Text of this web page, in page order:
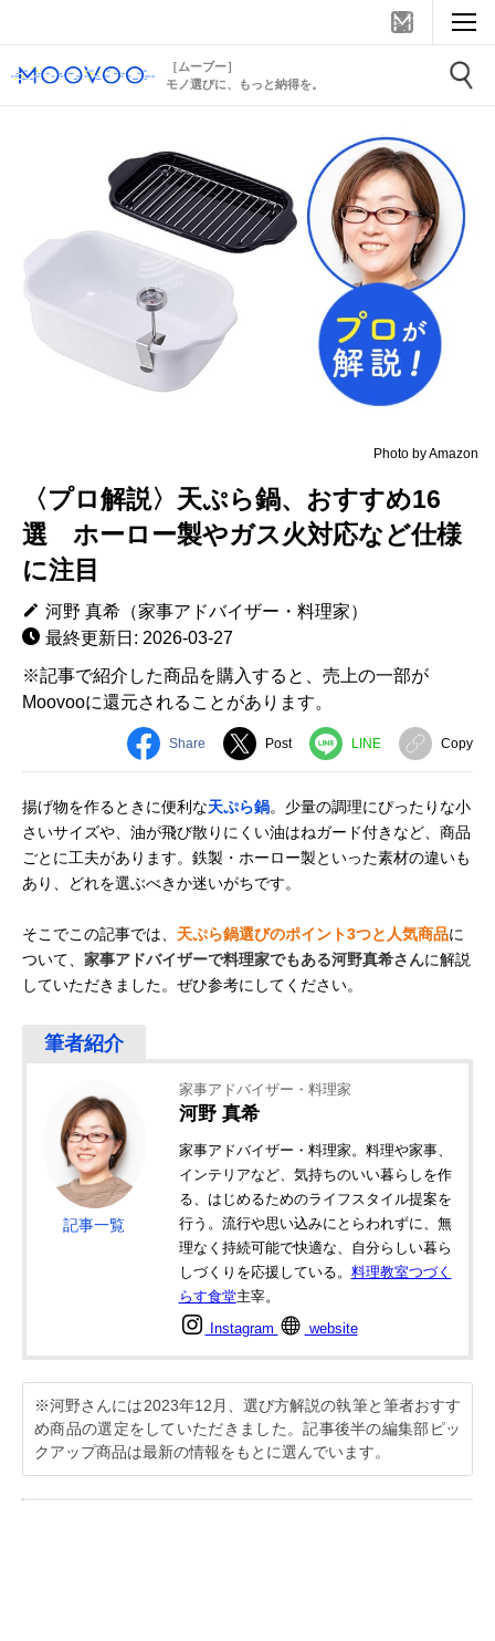
［ムーブー］
モノ選びに、もっと納得を。
Photo by Amazon
〈プロ解説〉天ぷら鍋、おすすめ16
選 ホーロー製やガス火対応など仕様
に注目
河野 真希（家事アドバイザー・料理家）
最終更新日: 2026-03-27
※記事で紹介した商品を購入すると、売上の一部が
Moovooに還元されることがあります。
Share Post LINE Copy
揚げ物を作るときに便利な天ぷら鍋。少量の調理にぴったりな小
さいサイズや、油が飛び散りにくい油はねガード付きなど、商品
ごとに工夫があります。鉄製・ホーロー製といった素材の違いも
あり、どれを選ぶべきか迷いがちです。
そこでこの記事では、 天ぷら鍋選びのポイント3つと人気商品に
ついて、 家事アドバイザーで料理家でもある河野真希さんに解説
していただきました。ぜひ参考にしてください。
記事一覧
家事アドバイザー・料理家
河野 真希
家事アドバイザー・料理家。料理や家事、
インテリアなど、気持ちのいい暮らしを作
る、はじめるためのライフスタイル提案を
行う。流行や思い込みにとらわれずに、無
理なく持続可能で快適な、自分らしい暮ら
しづくりを応援している。 料理教室つづく
らす食堂主宰。
Instagram website
※河野さんには2023年12月、選び方解説の執筆と筆者おすす
め商品の選定をしていただきました。記事後半の編集部ピッ
クアップ商品は最新の情報をもとに選んでいます。